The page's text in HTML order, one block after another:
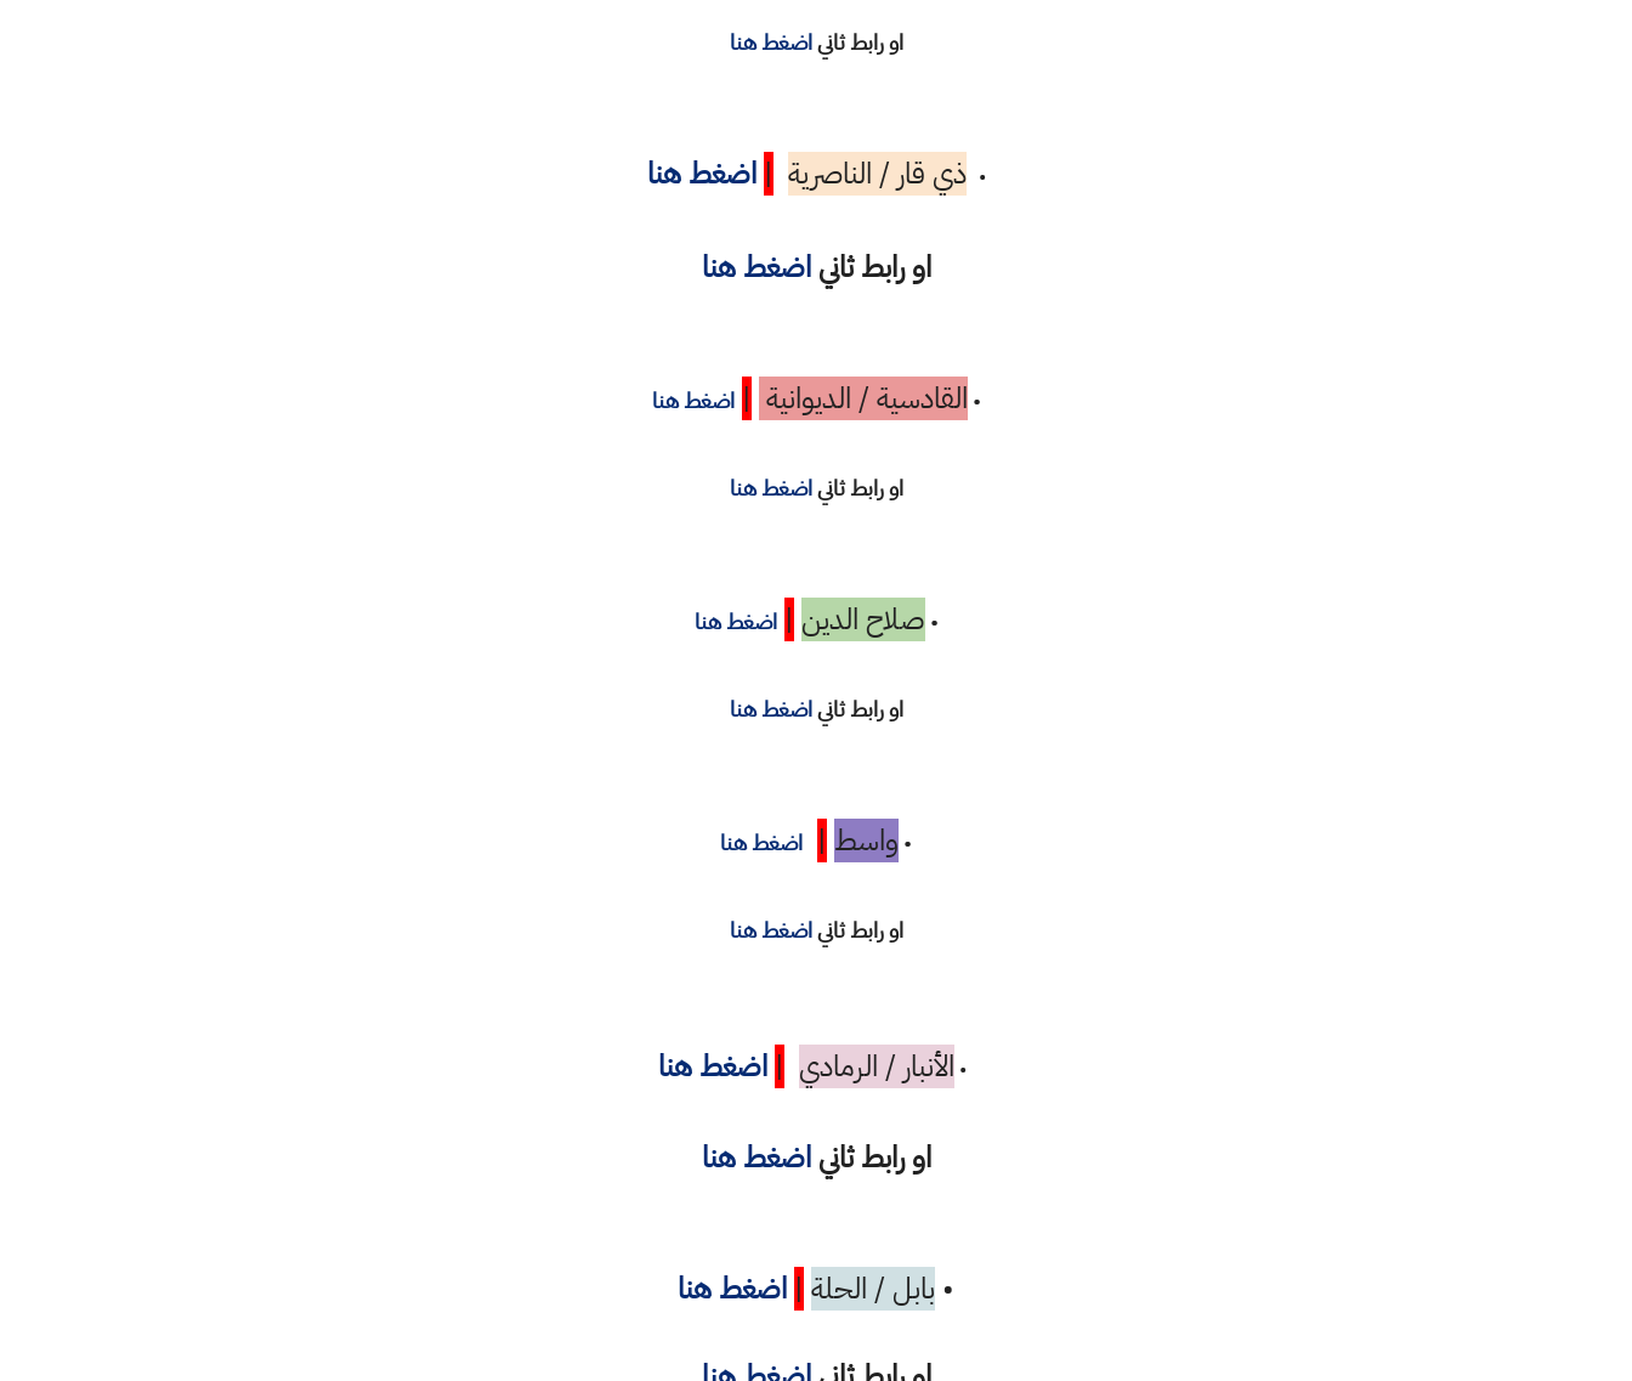
او رابط ثانياضغط هنا
• ذي قار / الناصرية | اضغط هنا
او رابط ثانياضغط هنا
• القادسية / الديوانية | اضغط هنا
او رابط ثانياضغط هنا
• صلاح الدين | اضغط هنا
او رابط ثانياضغط هنا
• واسط | اضغط هنا
او رابط ثانياضغط هنا
• الأنبار / الرمادي | اضغط هنا
او رابط ثانياضغط هنا
• بابل / الحلة | اضغط هنا